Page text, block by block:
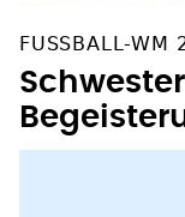
FUSSBALL-WM